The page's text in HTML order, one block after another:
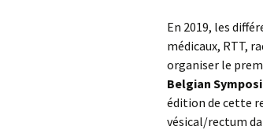
En 2019, les
médicaux, RTT,
organiser le
Belgian
édition de cette
vésical/rectum